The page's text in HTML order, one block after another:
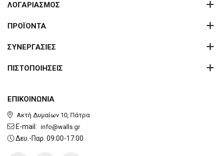
ΕΠΙΚΟΙΝΩΝΙΑ
Ακτή Δυμαίων 10, Πάτρα
E-mail: info@walls.gr
Δευ.-Παρ. 09:00-17:00
ΛΟΓΑΡΙΑΣΜΟΣ
ΠΡΟΪΟΝΤΑ
ΣΥΝΕΡΓΑΣΙΕΣ
ΠΙΣΤΟΠΟΙΗΣΕΙΣ